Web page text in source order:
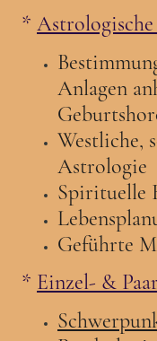
*
Anlagen
Westliche,
Astrologie
Spirituelle
Geführte
* Einzel- &